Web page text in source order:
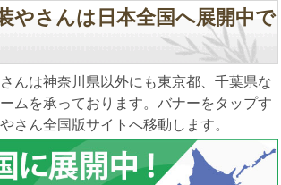
やさんは日本全国へ展開中で
んは神奈川県以外にも東京都、千葉県な
ムを承っております。バナーをタップす
さん全国版サイトへ移動します。